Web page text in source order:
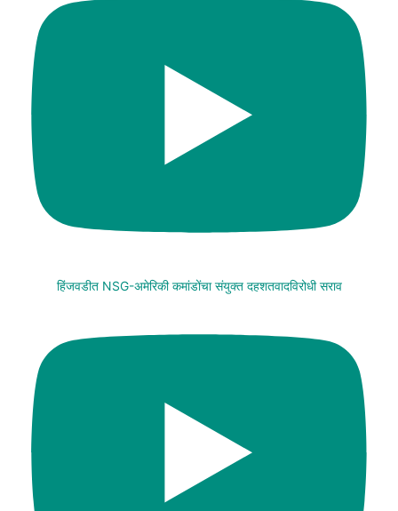
हिंजवडीत NSG-अमेरिकी कमांडोंचा संयुक्त दहशतवादविरोधी सराव